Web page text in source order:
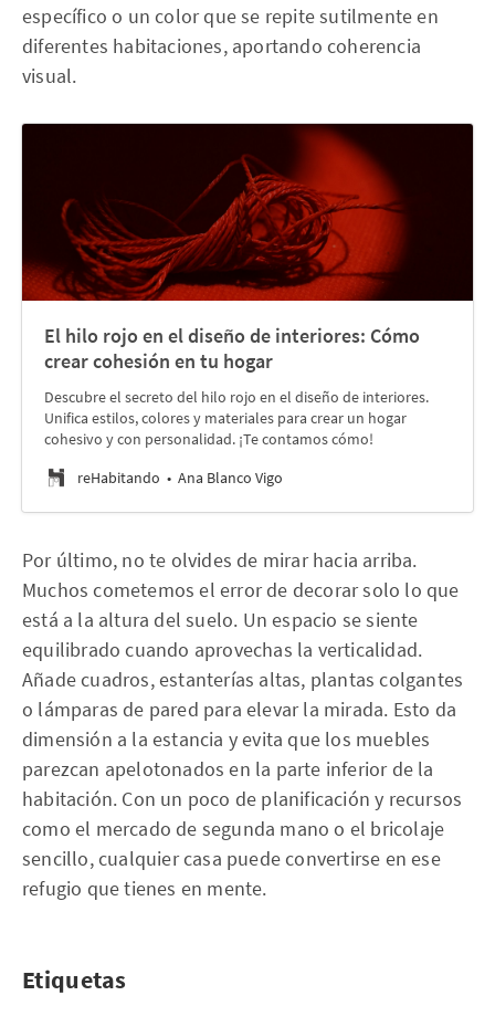
específico o un color que se repite sutilmente en
diferentes habitaciones, aportando coherencia
visual.
El hilo rojo en el diseño de interiores: Cómo
crear cohesión en tu hogar
Descubre el secreto del hilo rojo en el diseño de interiores.
Unifica estilos, colores y materiales para crear un hogar
cohesivo y con personalidad. ¡Te contamos cómo!
reHabitando
Ana Blanco Vigo
Por último, no te olvides de mirar hacia arriba.
Muchos cometemos el error de decorar solo lo que
está a la altura del suelo. Un espacio se siente
equilibrado cuando aprovechas la verticalidad.
Añade cuadros, estanterías altas, plantas colgantes
o lámparas de pared para elevar la mirada. Esto da
dimensión a la estancia y evita que los muebles
parezcan apelotonados en la parte inferior de la
habitación. Con un poco de planificación y recursos
como el mercado de segunda mano o el bricolaje
sencillo, cualquier casa puede convertirse en ese
refugio que tienes en mente.
Etiquetas